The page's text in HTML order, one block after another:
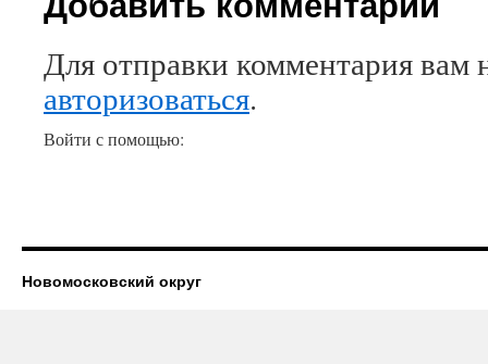
Для отправки комментария вам
авторизоваться.
Войти с помощью:
Новомосковский округ